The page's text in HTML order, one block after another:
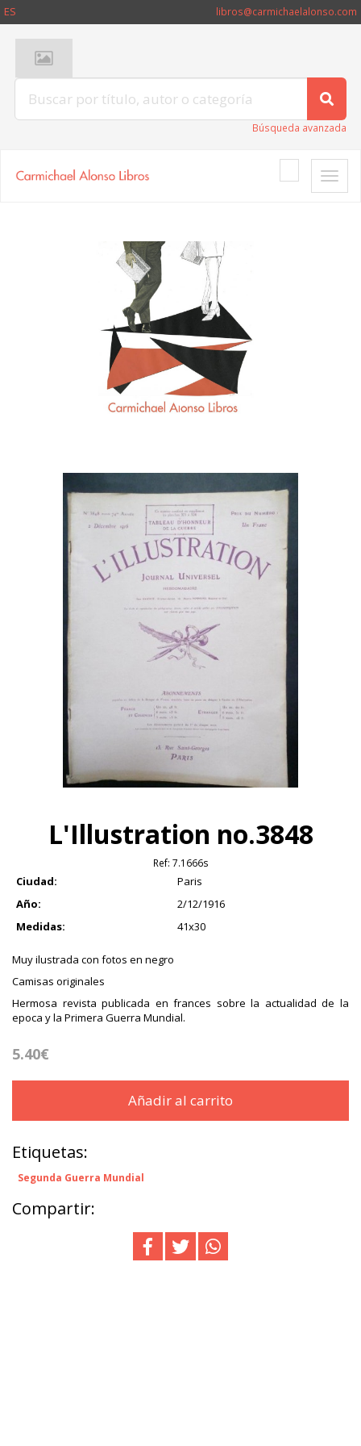
ES libros@carmichaelalonso.com
Búsqueda avanzada
Toggle
L'Illustration no.3848
Ref: 7.1666s
Ciudad:
Paris
Año:
2/12/1916
Medidas:
41x30
Muy ilustrada con fotos en negro
Camisas originales
Hermosa revista publicada en frances sobre la actualidad de la
epoca y la Primera Guerra Mundial.
5.40€
Añadir al carrito
Etiquetas:
Segunda Guerra Mundial
Compartir: